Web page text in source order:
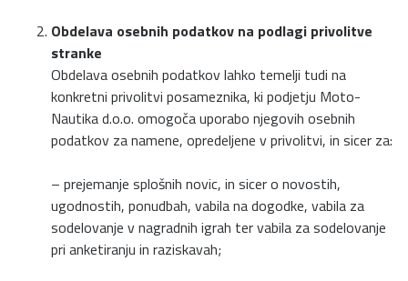
Obdelava osebnih podatkov na podlagi privolitve
stranke
Obdelava osebnih podatkov lahko temelji tudi na
konkretni privolitvi posameznika, ki podjetju Moto-
Nautika d.o.o. omogoča uporabo njegovih osebnih
podatkov za namene, opredeljene v privolitvi, in sicer za:
– prejemanje splošnih novic, in sicer o novostih,
ugodnostih, ponudbah, vabila na dogodke, vabila za
sodelovanje v nagradnih igrah ter vabila za sodelovanje
pri anketiranju in raziskavah;